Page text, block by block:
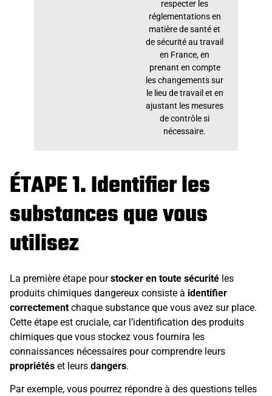
respecter les
réglementations en
matière de santé et
de sécurité au travail
en France, en
prenant en compte
les changements sur
le lieu de travail et en
ajustant les mesures
de contrôle si
nécessaire.
ÉTAPE 1. Identifier les
substances que vous
utilisez
La première étape pourstocker en toute sécurité les
produits chimiques dangereux consiste à identifier
correctement chaque substance que vous avez sur place.
Cette étape est cruciale, car l’identification des produits
chimiques que vous stockez vous fournira les
connaissances nécessaires pour comprendre leurs
propriétés et leurs dangers.
Par exemple, vous pourrez répondre à des questions telles